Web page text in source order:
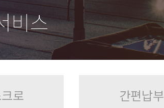
비스
로 간편납부